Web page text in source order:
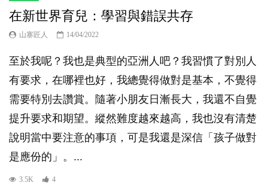
在新世界育兒：學習與錯誤共存
山寨匠人 14/04/2022
至於我呢？我也是典型的亞洲人吧？我習慣了對別人
有要求，在哪裡也好，我總覺得做對是基本，不覺得
需要特別去讚賞。隨著小朋友日漸長大，我還不自覺
提升要求和期望。縱然難度越來越高，我也沒有清楚
說明當中要注意的事項，可是我還是深信「孩子做對
是應份的」。...
3.5K 4